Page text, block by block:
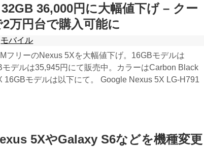
36,000円に大幅値下げ – クー
万円台で購入可能に
モバイル
フリーのNexus 5Xを大幅値下げ。16GBモデルは
デルは35,945円にて販売中。カラーはCarbon Black
16GBモデルは以下にて。 Google Nexus 5X LG-H791
5XやGalaxy S6などを機種変更